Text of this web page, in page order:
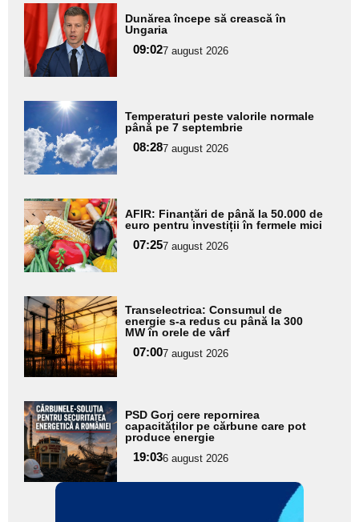
Adaugă
aici textul
pentru
subtitlu
Dunărea începe să crească în
Ungaria
09:027 august 2026
Adaugă
aici textul
pentru
subtitlu
Temperaturi peste valorile normale
până pe 7 septembrie
08:287 august 2026
Adaugă
aici textul
pentru
subtitlu
AFIR: Finanțări de până la 50.000 de
euro pentru investiții în fermele mici
07:257 august 2026
Adaugă
aici textul
pentru
subtitlu
Transelectrica: Consumul de
energie s-a redus cu până la 300
MW în orele de vârf
07:007 august 2026
Adaugă
aici textul
pentru
subtitlu
PSD Gorj cere repornirea
capacităților pe cărbune care pot
produce energie
19:036 august 2026